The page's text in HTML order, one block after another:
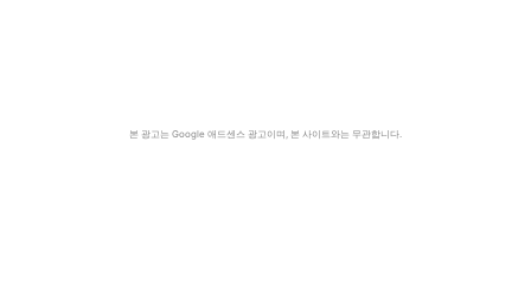
본 광고는 Google 애드센스 광고이며, 본 사이트와는 무관합니다.